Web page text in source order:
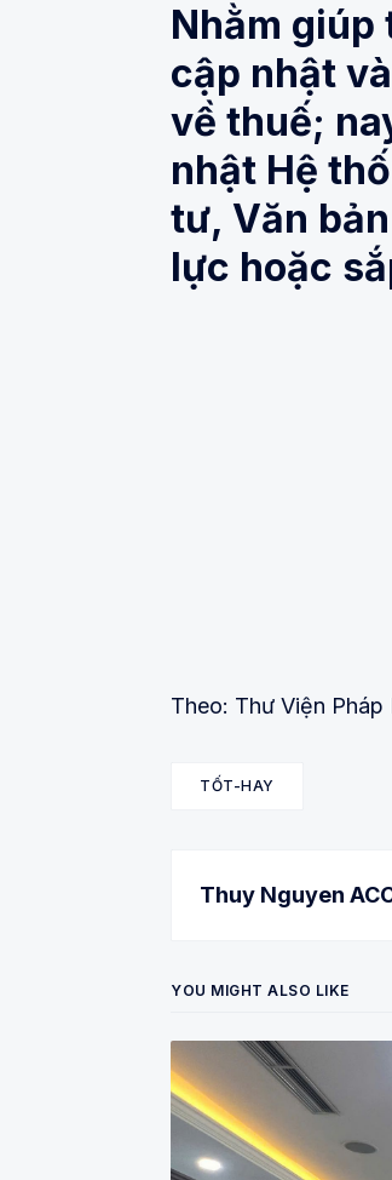
Nhằm
cập nhật
về thuế;
nhật Hệ
tư, Văn
lực hoặc
Theo: Thư Viện Pháp
TỐT-HAY
Thuy Nguyen
YOU MIGHT ALSO LIKE